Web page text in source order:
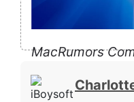
MacRumors
habe. Ich weiß,
Sequoia über